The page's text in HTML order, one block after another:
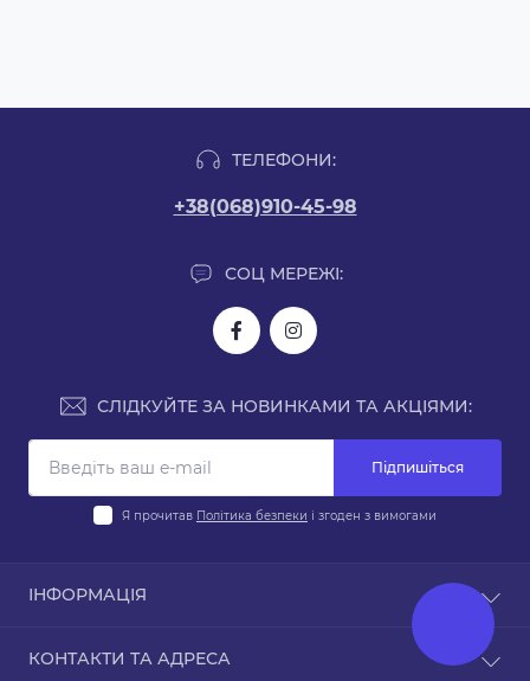
ТЕЛЕФОНИ:
+38(068)910-45-98
СОЦ МЕРЕЖІ:
СЛІДКУЙТЕ ЗА НОВИНКАМИ ТА АКЦІЯМИ:
Підпишіться
Я прочитав Політика безпеки і згоден з вимогами
ІНФОРМАЦІЯ
Політика безпеки
КОНТАКТИ ТА АДРЕСА